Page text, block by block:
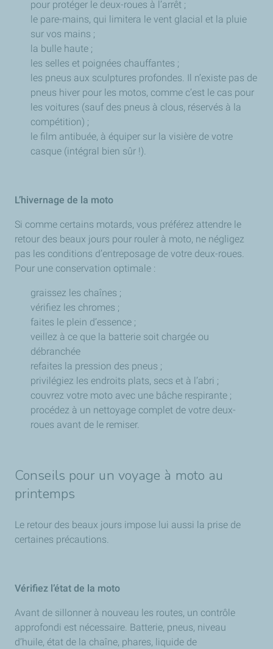
pour protéger le deux-roues à l’arrêt ;
le pare-mains, qui limitera le vent glacial et la pluie
sur vos mains ;
la bulle haute ;
les selles et poignées chauffantes ;
les pneus aux sculptures profondes. Il n’existe pas de
pneus hiver pour les motos, comme c’est le cas pour
les voitures (sauf des pneus à clous, réservés à la
compétition) ;
le film antibuée, à équiper sur la visière de votre
casque (intégral bien sûr !).
L’hivernage de la moto
Si comme certains motards, vous préférez attendre le
retour des beaux jours pour rouler à moto, ne négligez
pas les conditions d’entreposage de votre deux-roues.
Pour une conservation optimale :
graissez les chaînes ;
vérifiez les chromes ;
faites le plein d’essence ;
veillez à ce que la batterie soit chargée ou
débranchée
refaites la pression des pneus ;
privilégiez les endroits plats, secs et à l’abri ;
couvrez votre moto avec une bâche respirante ;
procédez à un nettoyage complet de votre deux-
roues avant de le remiser.
Conseils pour un voyage à moto au
printemps
Le retour des beaux jours impose lui aussi la prise de
certaines précautions.
Vérifiez l’état de la moto
Avant de sillonner à nouveau les routes, un contrôle
approfondi est nécessaire. Batterie, pneus, niveau
d’huile, état de la chaîne, phares, liquide de